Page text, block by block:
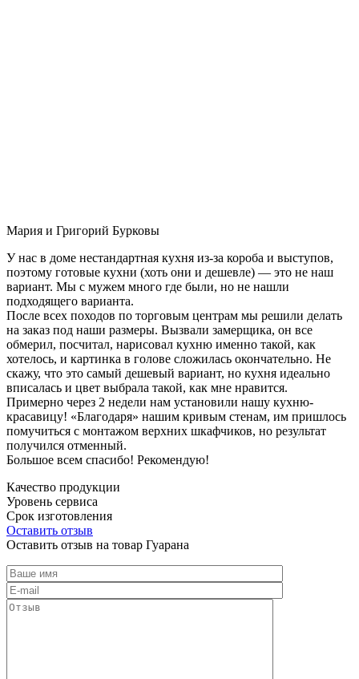
Мария и Григорий Бурковы
У нас в доме нестандартная кухня из-за короба и выступов,
поэтому готовые кухни (хоть они и дешевле) — это не наш
вариант. Мы с мужем много где были, но не нашли
подходящего варианта.
После всех походов по торговым центрам мы решили делать
на заказ под наши размеры. Вызвали замерщика, он все
обмерил, посчитал, нарисовал кухню именно такой, как
хотелось, и картинка в голове сложилась окончательно. Не
скажу, что это самый дешевый вариант, но кухня идеально
вписалась и цвет выбрала такой, как мне нравится.
Примерно через 2 недели нам установили нашу кухню-
красавицу! «Благодаря» нашим кривым стенам, им пришлось
помучиться с монтажом верхних шкафчиков, но результат
получился отменный.
Большое всем спасибо! Рекомендую!
Качество продукции
Уровень сервиса
Срок изготовления
Оставить отзыв
Оставить отзыв на товар Гуарана